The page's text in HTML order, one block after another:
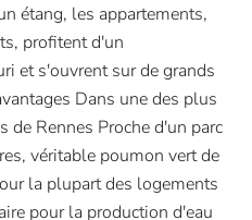
étang, les appartements,
profitent d'un
et s'ouvrent sur de grands
Dans une des plus
Rennes Proche d'un parc
véritable poumon vert de
la plupart des logements
pour la production d'eau